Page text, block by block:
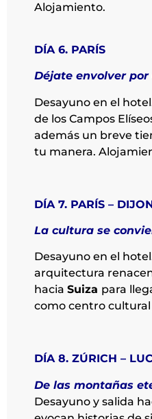
Alojamiento.
DÍA 6. PARÍS
Déjate envolver
Desayuno en el
de los Campos
además un breve
tu manera.
DÍA 7. PARÍS –
La cultura se
Desayuno en el
arquitectura
hacia Suiza para
como centro
DÍA 8. ZÚRICH –
De las montañas
Desayuno y salida